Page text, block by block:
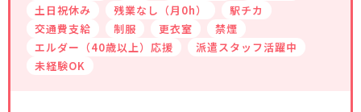
キーワード 指定なし
土日祝休み
残業なし（月0h）
駅チカ
交通費支給
制服 更衣室
禁煙
エルダー（40歳以上）応援
派遣スタッフ活躍中
未経験OK